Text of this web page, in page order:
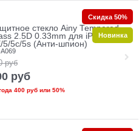
стекло Ainy Tempered
2.5D 0.33mm для iPhone
5/5c/5s (Анти-шпион)
руб
руб
400 рубили 50%
Скидка 50%
Новинка